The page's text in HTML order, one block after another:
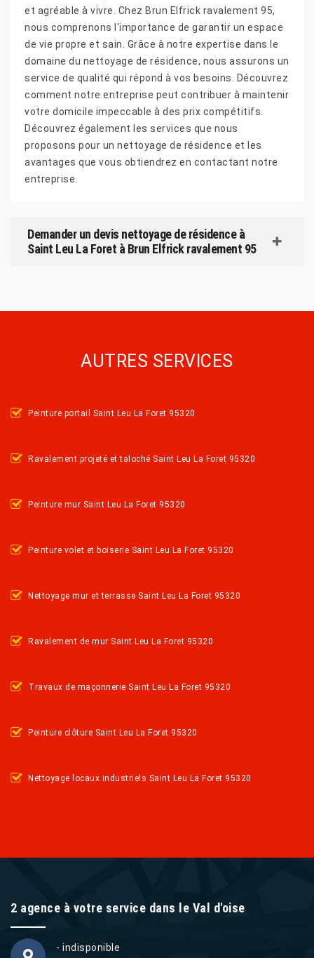
et agréable à vivre. Chez Brun Elfrick ravalement 95,
nous comprenons l'importance de garantir un espace
de vie propre et sain. Grâce à notre expertise dans le
domaine du nettoyage de résidence, nous assurons un
service de qualité qui répond à vos besoins. Découvrez
comment notre entreprise peut contribuer à maintenir
votre domicile impeccable à des prix compétitifs.
Découvrez également les services que nous
proposons pour un nettoyage de résidence et les
avantages que vous obtiendrez en contactant notre
entreprise.
Demander un devis nettoyage de résidence à
Saint Leu La Foret à Brun Elfrick ravalement 95
AUTRES SERVICES
Peinture portail Saint Leu La Foret 95320
Ravalement projeté et taloché Saint Leu La Foret 95320
Peinture mur Saint Leu La Foret 95320
Peinture volet et boiserie Saint Leu La Foret 95320
Nettoyage mur et terrasse Saint Leu La Foret 95320
Ravalement de mur Saint Leu La Foret 95320
Travaux de maçonnerie Saint Leu La Foret 95320
Peinture clôture Saint Leu La Foret 95320
Nettoyage locaux industriels Saint Leu La Foret 95320
2 agence à votre service dans le Val d'oise
- indisponible